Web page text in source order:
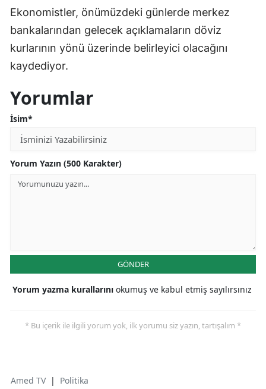
Ekonomistler, önümüzdeki günlerde merkez
bankalarından gelecek açıklamaların döviz
kurlarının yönü üzerinde belirleyici olacağını
kaydediyor.
Yorumlar
İsim*
Yorum Yazın (500 Karakter)
GÖNDER
Yorum yazma kurallarını okumuş ve kabul etmiş sayılırsınız
* Bu içerik ile ilgili yorum yok, ilk yorumu siz yazın, tartışalım *
Amed TV | Politika